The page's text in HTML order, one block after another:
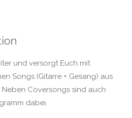
und versorgt Euch mit
Songs (Gitarre + Gesang) aus
Coversongs sind auch
dabei.